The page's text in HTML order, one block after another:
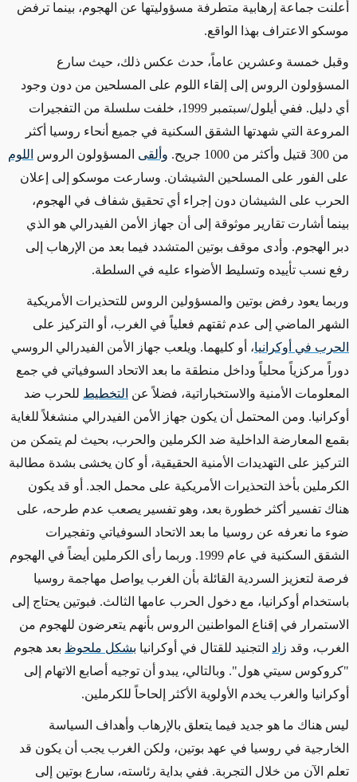
أعلنت جماعة إرهابية متطرفة مسؤوليتها عن الهجوم، بينما ترفض
موسكو الاعتراف بهذا الواقع.
وقبل خمسة وعشرين عاماً، حدث عكس ذلك، حيث سارع
المسؤولون الروس إلى إلقاء اللوم على المسلحين من دون وجود
أي دليل. ففي أيلول/سبتمبر 1999، خلفت سلسلة من التفجيرات
المروعة التي شهدتها الشقق السكنية في جميع أنحاء روسيا أكثر
من 300 قتيل وأكثر من 1000 جريح.
وألقى المسؤولون الروس اللوم
على الفور على المسلحين الشيشان. وسارعت موسكو إلى إعلان
الحرب على الشيشان دون إجراء أي تحقيق شفاف في الهجوم،
بينما أشارت تقارير موثوقة إلى أن جهاز الأمن الفيدرالي هو الذي
دبر الهجوم. وأدى موقف بوتين المتشدد فيما بعد من الإرهاب إلى
رفع نسب تأييده وتسليط الأضواء عليه في السلطة.
وربما يعود رفض بوتين والمسؤولين الروس للتحذيرات الأمريكية
الشهر الماضي إلى عدم ثقتهم فعلياً في الغرب، أو التركيز على
الحرب في أوكرانيا، أو كليهما. ويلعب جهاز
الأمن الفيدرالي الروسي
دوراً مركزياً محلياً وداخل منطقة ما بعد الاتحاد السوفياتي في جمع
المعلومات الأمنية والاستخباراتية، فضلاً عن التخطيط للحرب ضد
أوكرانيا. ومن المحتمل أن يكون جهاز الأمن الفيدرالي منشغلاً للغاية
بقمع المعارضة الداخلية ضد الكرملين والحرب، بحيث لم يتمكن من
التركيز على التهديدات الأمنية الحقيقية، أو كان يخشى بشدة مطالبة
الكرملين بأخذ التحذيرات الأمريكية على محمل الجد. أو قد يكون
هناك تفسير أكثر خطورة بعد، وهو تفسير يصعب عدم طرحه، على
ضوء ما نعرفه عن روسيا ما بعد الاتحاد السوفياتي وتفجيرات
الشقق السكنية في عام 1999. وربما رأى الكرملين أيضاً في الهجوم
فرصة لتعزيز السردية القائلة بأن الغرب يواصل مهاجمة روسيا
باستخدام أوكرانيا، مع دخول الحرب عامها الثالث. فبوتين يحتاج إلى
الاستمرار في إقناع المواطنين الروس بأنهم يتعرضون للهجوم من
الغرب، وقد زاد التجنيد للقتال في أوكرانيا بشكل ملحوظ بعد هجوم
"كروكوس سيتي هول". وبالتالي، يبدو أن توجيه أصابع الاتهام إلى
أوكرانيا والغرب يخدم الأولوية الأكثر إلحاحاً للكرملين.
ليس هناك ما هو جديد فيما يتعلق بالإرهاب وأهداف السياسة
الخارجية في روسيا في عهد بوتين، ولكن الغرب يجب أن يكون قد
تعلم الآن من خلال التجربة. ففي بداية رئاسته، سارع بوتين إلى